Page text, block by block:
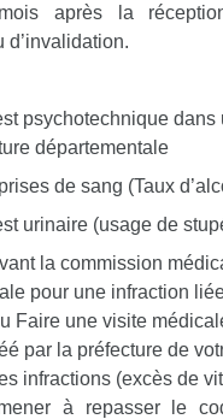
après la
d’invalidation.
psychotechnique dans
départementale
de sang (Taux
urinaire (usage de
la commission
pour une infraction
Faire une visite
par la préfecture de
infractions (excès de
à repasser le